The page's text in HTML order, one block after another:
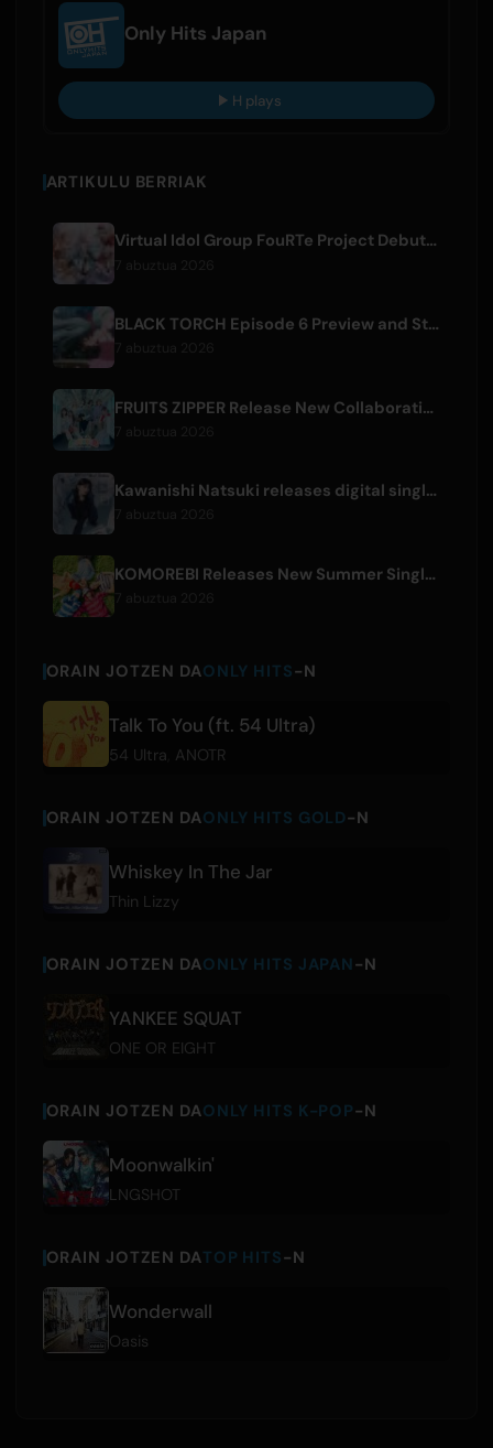
Only Hits Japan
H plays
ARTIKULU BERRIAK
Virtual Idol Group FouRTe Project Debuts with 'ALL IN' Album Produced by m-flo's ☆Taku Takahashi
BLACK TORCH Episode 6 Preview and Streaming Details
FRUITS ZIPPER Release New Collaboration Song '1,2,3,FOOOOUR'
Kawanishi Natsuki releases digital single 'Sayonara wa Ichiban Kirei na Atashi de'
KOMOREBI Releases New Summer Single 'Letsu Natsu'
ORAIN JOTZEN DAONLY HITS-N
Talk To You (ft. 54 Ultra)
54 Ultra ANOTR
ORAIN JOTZEN DAONLY HITS GOLD-N
Whiskey In The Jar
Thin Lizzy
ORAIN JOTZEN DAONLY HITS JAPAN-N
YANKEE SQUAT
ONE OR EIGHT
ORAIN JOTZEN DAONLY HITS K-POP-N
Moonwalkin'
LNGSHOT
ORAIN JOTZEN DATOP HITS-N
Wonderwall
Oasis